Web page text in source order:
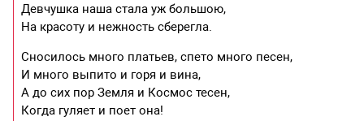
Девчушка наша стала уж большою,
На красоту и нежность сберегла.
Сносилось много платьев, спето много песен,
И много выпито и горя и вина,
А до сих пор Земля и Космос тесен,
Когда гуляет и поет она!